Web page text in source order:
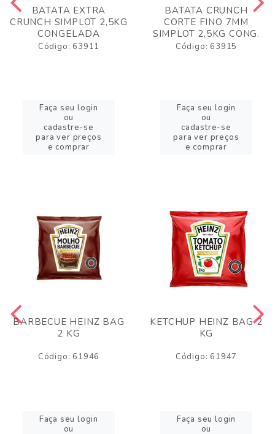
BATATA EXTRA
CRUNCH SIMPLOT 2,5KG
CONGELADA
Código: 63911
Faça seu login
ou
cadastre-se
para ver preços
e comprar
BATATA CRUNCH
CORTE FINO 7MM
SIMPLOT 2,5KG CONG.
Código: 63915
Faça seu login
ou
cadastre-se
para ver preços
e comprar
BARBECUE HEINZ BAG
2 KG
Código: 61946
Faça seu login
ou
KETCHUP HEINZ BAG 2
KG
Código: 61947
Faça seu login
ou